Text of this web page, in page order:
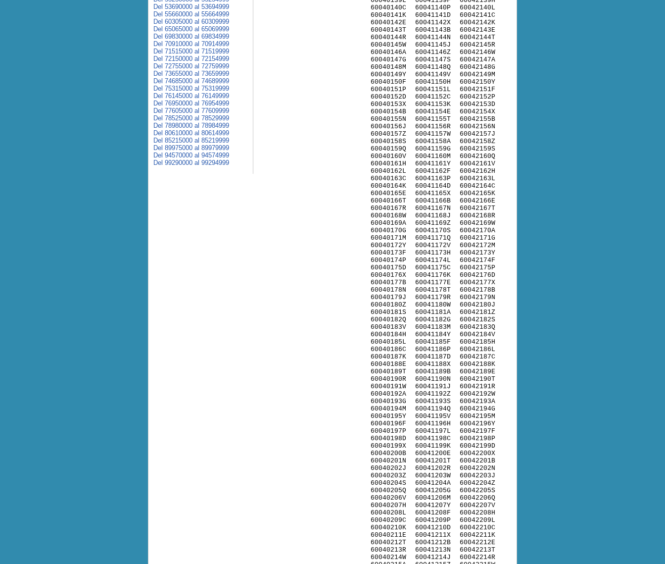
60040140C
60040141K
60040142E
60040143T
60040144R
60040145W
60040146A
60040147G
60040148M
60040149Y
60040150F
60040151P
60040152D
60040153X
60040154B
60040155N
60040156J
60040157Z
60040158S
60040159Q
60040160V
60040161H
60040162L
60040163C
60040164K
60040165E
60040166T
60040167R
60040168W
60040169A
60040170G
60040171M
60040172Y
60040173F
60040174P
60040175D
60040176X
60040177B
60040178N
60040179J
60040180Z
60040181S
60040182Q
60040183V
60040184H
60040185L
60040186C
60040187K
60040188E
60040189T
60040190R
60040191W
60040192A
60040193G
60040194M
60040195Y
60040196F
60040197P
60040198D
60040199X
60040200B
60040201N
60040202J
60040203Z
60040204S
60040205Q
60040206V
60040207H
60040208L
60040209C
60040210K
60040211E
60040212T
60040213R
60040214W
60041140P
60041141D
60041142X
60041143B
60041144N
60041145J
60041146Z
60041147S
60041148Q
60041149V
60041150H
60041151L
60041152C
60041153K
60041154E
60041155T
60041156R
60041157W
60041158A
60041159G
60041160M
60041161Y
60041162F
60041163P
60041164D
60041165X
60041166B
60041167N
60041168J
60041169Z
60041170S
60041171Q
60041172V
60041173H
60041174L
60041175C
60041176K
60041177E
60041178T
60041179R
60041180W
60041181A
60041182G
60041183M
60041184Y
60041185F
60041186P
60041187D
60041188X
60041189B
60041190N
60041191J
60041192Z
60041193S
60041194Q
60041195V
60041196H
60041197L
60041198C
60041199K
60041200E
60041201T
60041202R
60041203W
60041204A
60041205G
60041206M
60041207Y
60041208F
60041209P
60041210D
60041211X
60041212B
60041213N
60041214J
60042140L
60042141C
60042142K
60042143E
60042144T
60042145R
60042146W
60042147A
60042148G
60042149M
60042150Y
60042151F
60042152P
60042153D
60042154X
60042155B
60042156N
60042157J
60042158Z
60042159S
60042160Q
60042161V
60042162H
60042163L
60042164C
60042165K
60042166E
60042167T
60042168R
60042169W
60042170A
60042171G
60042172M
60042173Y
60042174F
60042175P
60042176D
60042177X
60042178B
60042179N
60042180J
60042181Z
60042182S
60042183Q
60042184V
60042185H
60042186L
60042187C
60042188K
60042189E
60042190T
60042191R
60042192W
60042193A
60042194G
60042195M
60042196Y
60042197F
60042198P
60042199D
60042200X
60042201B
60042202N
60042203J
60042204Z
60042205S
60042206Q
60042207V
60042208H
60042209L
60042210C
60042211K
60042212E
60042213T
60042214R
Del 53690000 al 53694999
Del 55660000 al 55664999
Del 60305000 al 60309999
Del 65065000 al 65069999
Del 69830000 al 69834999
Del 70910000 al 70914999
Del 71515000 al 71519999
Del 72150000 al 72154999
Del 72755000 al 72759999
Del 73655000 al 73659999
Del 74685000 al 74689999
Del 75315000 al 75319999
Del 76145000 al 76149999
Del 76950000 al 76954999
Del 77605000 al 77609999
Del 78525000 al 78529999
Del 78980000 al 78984999
Del 80610000 al 80614999
Del 85215000 al 85219999
Del 89975000 al 89979999
Del 94570000 al 94574999
Del 99290000 al 99294999